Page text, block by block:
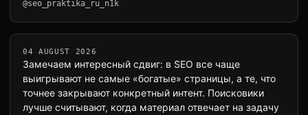
@seo_praktika_ru_n1k
04 AUGUST 2026
Замечаем интересный сдвиг: в SEO все чаще
выигрывают не самые «богатые» страницы, а те, что
точнее закрывают конкретный интент. Поисковики
лучше считывают, когда материал отвечает на задачу